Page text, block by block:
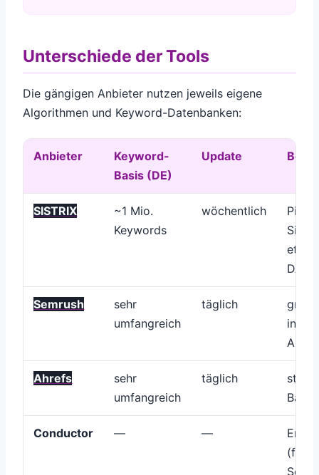
Unterschiede der Tools
Die gängigen Anbieter nutzen jeweils eigene
Algorithmen und Keyword-Datenbanken:
Anbieter
Keyword-
Basis (DE)
Update
SISTRIX
~1 Mio.
Keywords
wöchentlich
Semrush
sehr
umfangreich
täglich
Ahrefs
sehr
umfangreich
täglich
Conductor — —